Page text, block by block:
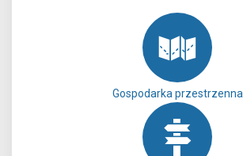
Gospodarka przestrzenna